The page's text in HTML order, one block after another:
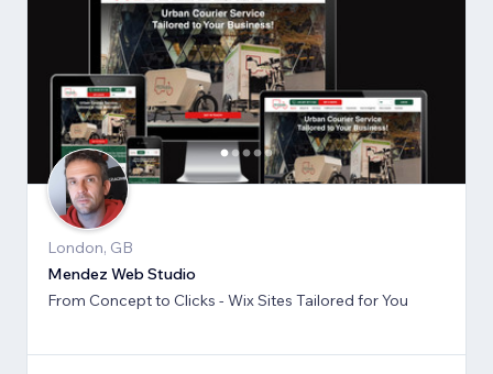
London, GB
Mendez Web Studio
From Concept to Clicks - Wix Sites Tailored for You